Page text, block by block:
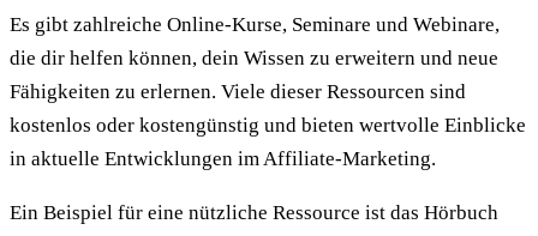
Es gibt zahlreiche Online-Kurse, Seminare und Webinare,
die dir helfen können, dein Wissen zu erweitern und neue
Fähigkeiten zu erlernen. Viele dieser Ressourcen sind
kostenlos oder kostengünstig und bieten wertvolle Einblicke
in aktuelle Entwicklungen im Affiliate-Marketing.
Ein Beispiel für eine nützliche Ressource ist das Hörbuch